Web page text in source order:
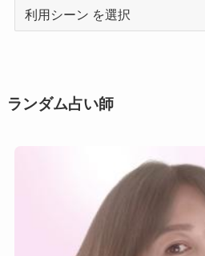
利
用
ン
ランダム占い師